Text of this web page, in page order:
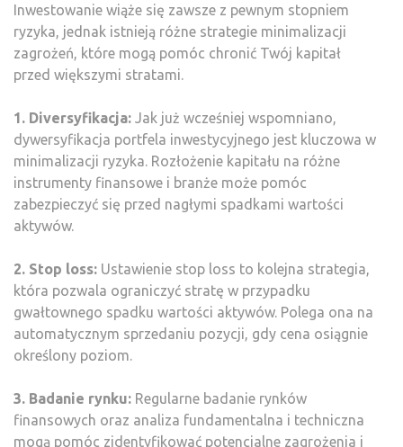
Inwestowanie wiąże się zawsze z pewnym stopniem
ryzyka, jednak istnieją różne strategie minimalizacji
zagrożeń, które mogą pomóc chronić Twój kapitał
przed większymi stratami.
1. Diversyfikacja: Jak już wcześniej wspomniano,
dywersyfikacja portfela inwestycyjnego jest kluczowa w
minimalizacji ryzyka. Rozłożenie kapitału na różne
instrumenty finansowe i branże może pomóc
zabezpieczyć się przed nagłymi spadkami wartości
aktywów.
2. Stop loss: Ustawienie stop loss to kolejna strategia,
która pozwala ograniczyć stratę w przypadku
gwałtownego spadku wartości aktywów. Polega ona na
automatycznym sprzedaniu pozycji, gdy cena osiągnie
określony poziom.
3. Badanie rynku: Regularne badanie rynków
finansowych oraz analiza fundamentalna i techniczna
mogą pomóc zidentyfikować potencjalne zagrożenia i